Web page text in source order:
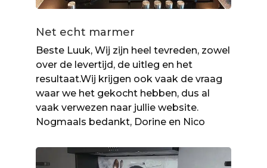
Net echt marmer
Beste Luuk, Wij zijn heel tevreden, zowel
over de levertijd, de uitleg en het
resultaat.Wij krijgen ook vaak de vraag
waar we het gekocht hebben, dus al
vaak verwezen naar jullie website.
Nogmaals bedankt, Dorine en Nico